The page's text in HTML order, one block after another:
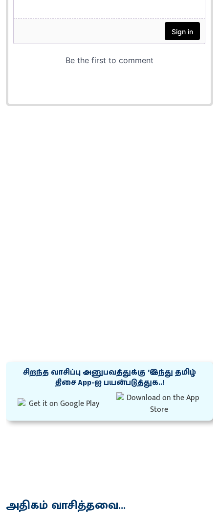
சிறந்த வாசிப்பு அனுபவத்துக்கு ‘இந்து தமிழ்
திசை App-ஐ பயன்படுத்துக..!
அதிகம் வாசித்தவை...